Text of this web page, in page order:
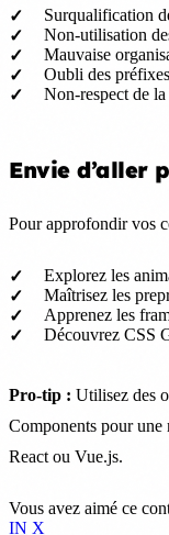
Surqualification
Non-utilisation
Mauvaise
Oubli des
Non-respect de
Envie d’aller
Pour approfondir vos
Explorez les
Maîtrisez les
Apprenez les
Découvrez CSS
Pro-tip : Utilisez des
Components pour une
React ou Vue.js.
Vous avez aimé ce
IN X